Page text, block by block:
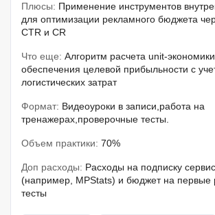
Плюсы: Применение инструментов
для оптимизации рекламного бюджета
CTR и CR
Что еще: Алгоритм расчета unit-
обеспечения целевой прибыльности с
логистических затрат
Формат: Видеоуроки в записи,работа на
тренажерах,проверочные тесты.
Объем практики: 70%
Доп расходы: Расходы на подписку
(например, MPStats) и бюджет на первые
тесты